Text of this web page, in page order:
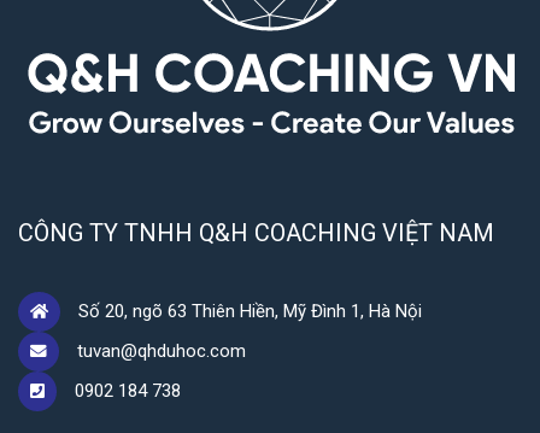
CÔNG TY TNHH Q&H COACHING VIỆT NAM
Số 20, ngõ 63 Thiên Hiền, Mỹ Đình 1, Hà Nội
tuvan@qhduhoc.com
0902 184 738